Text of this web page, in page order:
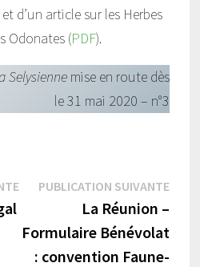
d’un article sur les Herbes
Odonates (PDF).
Selysienne mise en route dès
le 31 mai 2020 – n°3
Publication
précédente :
PUBLICATION SUIVANTE
La Réunion –
Formulaire Bénévolat
: convention Faune-